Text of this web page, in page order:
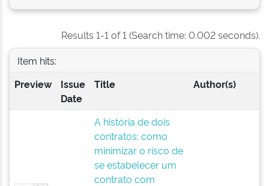
Results 1-1 of 1 (Search time: 0.002 seconds).
Item hits:
Preview
Issue
Date
Title Author(s)
A história de dois
contratos: como
minimizar o risco de
se estabelecer um
contrato com